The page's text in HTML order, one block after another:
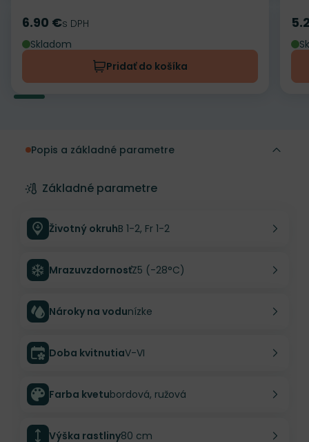
Cena
6.90 €s DPH
Skladom
Pridať do košíka
Popis a základné parametre
Základné parametre
Životný okruhB 1-2, Fr 1-2
MrazuvzdornosťZ5 (-28°C)
Nároky na vodunízke
Doba kvitnutiaV-VI
Farba kvetubordová, ružová
Výška rastliny80 cm